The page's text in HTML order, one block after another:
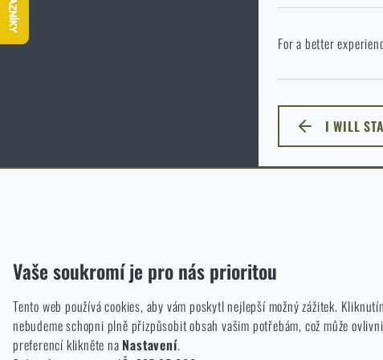
Ve vámi vybraném
jazyka. Jakou
ZŮSTANU
For a better
I WILL
Vaše soukromí je pro nás prioritou
Tento web používá cookies, aby vám poskytl nejlepší možný zážitek.
nebudeme schopni plně přizpůsobit obsah vašim potřebám, což může
preferencí klikněte na Nastavení.
Do těchto cookies se anonymně ukládá, jakým způsobem procházíte
Marketingové
Tyto cookies nám pomáhají optimalizovat reklamu směřující na náš